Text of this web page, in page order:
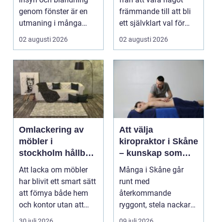
genom fönster är en
utmaning i många
svenska hem, kontor
och ...
02 augusti 2026
vardag
främmande till att bli
ett självklart val för
många som söke...
02 augusti 2026
Omlackering av
möbler i
stockholm hållbar
förvandling av
hem och kontor
Att lacka om möbler
har blivit ett smart sätt
att förnya både hem
och kontor utan att
köpa nytt. Mån...
Att välja
kiropraktor i Skåne
– kunskap som
hjälper dig att ta
rätt beslut
Många i Skåne går
runt med
återkommande
ryggont, stela nackar
eller diffusa ...